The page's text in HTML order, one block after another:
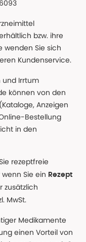
bzw. ihre
wenden Sie sich
Kundenservice.
und Irrtum
können von den
Anzeigen
Bestellung
in den
rezeptfreie
Sie ein Rezept
zusätzlich
MwSt.
Medikamente
einen Vorteil von